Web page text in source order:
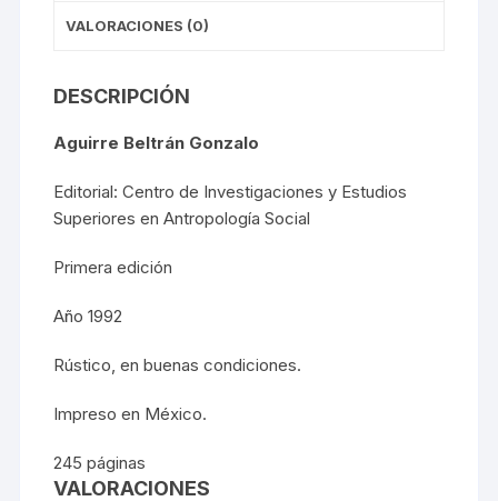
VALORACIONES (0)
DESCRIPCIÓN
Aguirre Beltrán Gonzalo
Editorial: Centro de Investigaciones y Estudios
Superiores en Antropología Social
Primera edición
Año 1992
Rústico, en buenas condiciones.
Impreso en México.
245 páginas
VALORACIONES